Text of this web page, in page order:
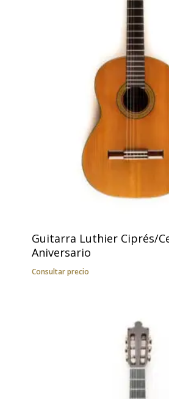
Guitarra Luthier Ciprés/
Aniversario
Consultar precio